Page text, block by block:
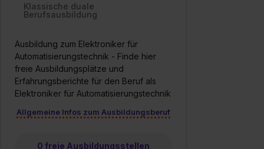
Klassische duale
Berufsausbildung
Ausbildung zum Elektroniker für
Automatisierungstechnik - Finde hier
freie Ausbildungsplätze und
Erfahrungsberichte für den Beruf als
Elektroniker für Automatisierungstechnik
Allgemeine Infos zum Ausbildungsberuf
0 freie Ausbildungsstellen